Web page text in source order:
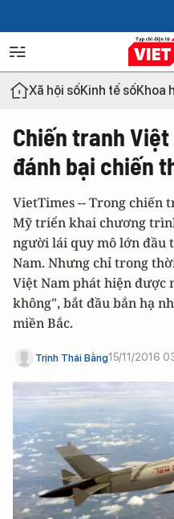
Xã hội sốKinh tế sốKhoa
Chiến tranh
đánh bại chiến
VietTimes -- Trong chiến
Mỹ triển khai chương
người lái quy mô lớn đầu
Nam. Nhưng chỉ trong
Việt Nam phát hiện được
không", bắt đầu bắn hạ
miền Bắc.
Trịnh Thái Bằng15/11/2016